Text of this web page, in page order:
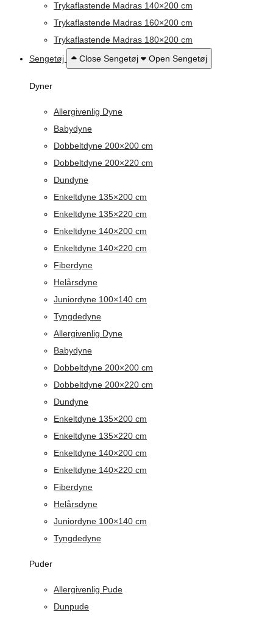
Trykaflastende Madras 140×200 cm
Trykaflastende Madras 160×200 cm
Trykaflastende Madras 180×200 cm
Sengetøj
Close Sengetøj Open Sengetøj
Dyner
Allergivenlig Dyne
Babydyne
Dobbeltdyne 200×200 cm
Dobbeltdyne 200×220 cm
Dundyne
Enkeltdyne 135×200 cm
Enkeltdyne 135×220 cm
Enkeltdyne 140×200 cm
Enkeltdyne 140×220 cm
Fiberdyne
Helårsdyne
Juniordyne 100×140 cm
Tyngdedyne
Allergivenlig Dyne
Babydyne
Dobbeltdyne 200×200 cm
Dobbeltdyne 200×220 cm
Dundyne
Enkeltdyne 135×200 cm
Enkeltdyne 135×220 cm
Enkeltdyne 140×200 cm
Enkeltdyne 140×220 cm
Fiberdyne
Helårsdyne
Juniordyne 100×140 cm
Tyngdedyne
Puder
Allergivenlig Pude
Dunpude